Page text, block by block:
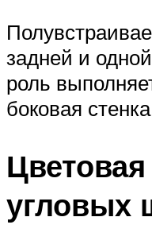
задней и
роль
боковая
угловых